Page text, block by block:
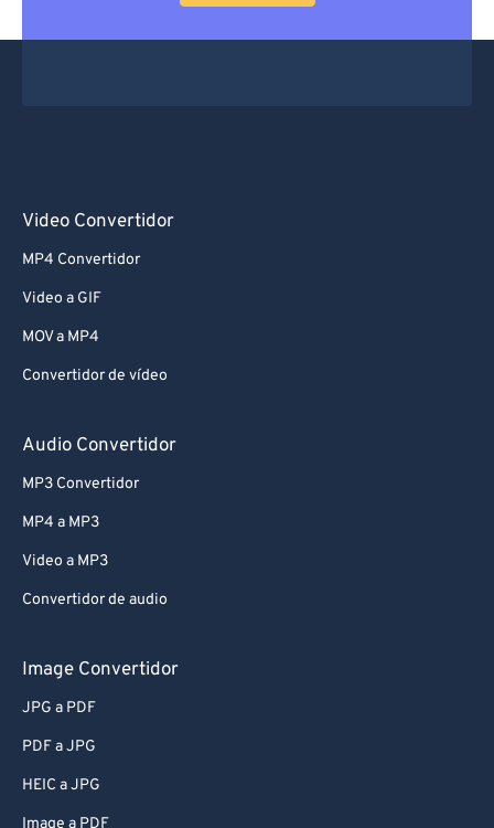
Video Convertidor
MP4 Convertidor
Video a GIF
MOV a MP4
Convertidor de vídeo
Audio Convertidor
MP3 Convertidor
MP4 a MP3
Video a MP3
Convertidor de audio
Image Convertidor
JPG a PDF
PDF a JPG
HEIC a JPG